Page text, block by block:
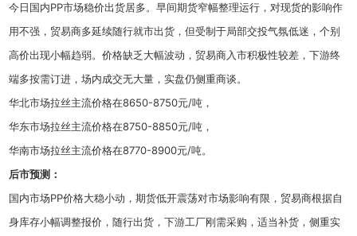
今日国内PP市场稳价出货居多。早间期货窄幅整理运行，对现货的影响作
用不强，贸易商多延续随行就市出货，但受制于局部交投气氛低迷，个别
高价出现小幅趋弱。价格缺乏大幅波动，贸易商入市积极性较差，下游终
端多按需订进，场内成交无大量，实盘仍侧重商谈。
华北市场拉丝主流价格在8650-8750元/吨，
华东市场拉丝主流价格在8750-8850元/吨，
华南市场拉丝主流价格在8770-8900元/吨。
后市预测：
国内市场PP价格大稳小动，期货低开震荡对市场影响有限，贸易商根据自
身库存小幅调整报价，随行出货，下游工厂刚需采购，适当补货，侧重实